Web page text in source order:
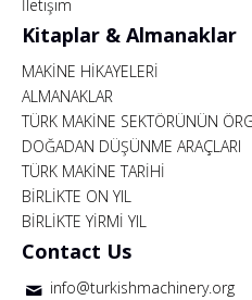
İletişim
Kitaplar & Almanaklar
MAKİNE HİKAYELERİ
ALMANAKLAR
TÜRK MAKİNE SEKTÖRÜNÜN
DOĞADAN DÜŞÜNME ARAÇLARI
TÜRK MAKİNE TARİHİ
BİRLİKTE ON YIL
BİRLİKTE YİRMİ YIL
Contact Us
info@turkishmachinery.org